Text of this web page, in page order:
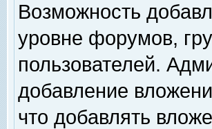
Возможность
уровне форумов,
пользователей.
добавление
что добавлять